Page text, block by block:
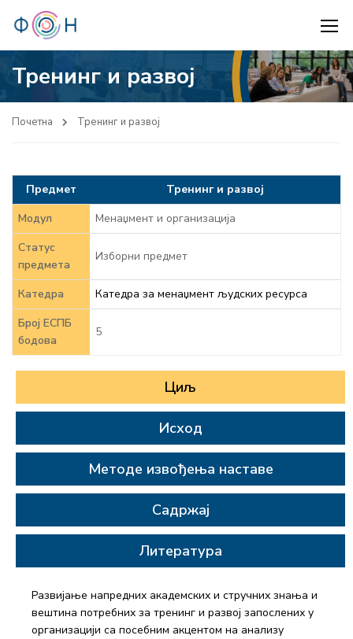
Тренинг и развој
Почетна Тренинг и развој
Предмет
Тренинг и развој
Модул
Менаџмент и организација
Статус
предмета
Изборни предмет
Катедра
Катедра за менаџмент људских ресурса
Број ЕСПБ
бодова
5
Циљ
Исход
Методе извођења наставе
Садржај
Литература
Развијање напредних академских и стручних знања и
вештина потребних за тренинг и развој запослених у
организацији са посебним акцентом на анализу